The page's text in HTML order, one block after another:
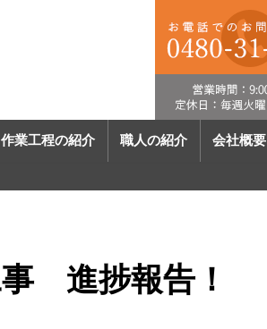
作業工程の紹介 職人の紹介 会社概要
進捗報告！